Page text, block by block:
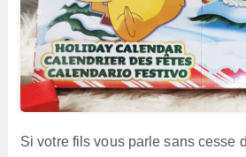
Si votre fils vous parle sans cesse